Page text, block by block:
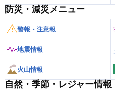
防災・減災メニュー
警報・注意報
地震情報
火山情報
自然・季節・レジャー情報